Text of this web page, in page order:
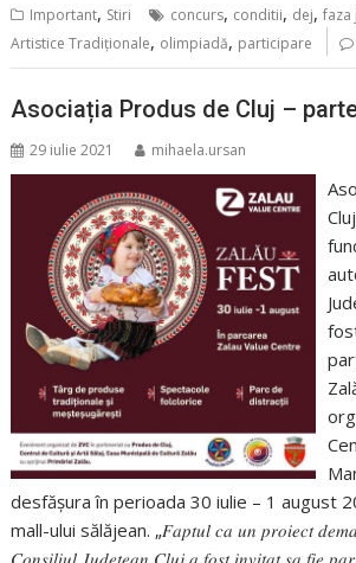
Important, Stiri concurs, conditii, dej,faza
Artistice Tradiţionale, olimpiadă, participare
Asociația Produs de Cluj –
29 iulie 2021 mihaela.ursan
desfășura în perioada 30 iulie – 1 august
mall-ului sălăjean. „𝐹𝑎𝑝𝑡𝑢𝑙 𝑐𝑎 𝑢𝑛 𝑝𝑟𝑜𝑖𝑒𝑐𝑡
𝐶𝑜𝑛𝑠𝑖𝑙𝑖𝑢𝑙 𝐽𝑢𝑑𝑒𝑡𝑒𝑎𝑛 𝐶𝑙𝑢𝑗 𝑎 𝑓𝑜𝑠𝑡 𝑖𝑛𝑣𝑖𝑡𝑎𝑡 𝑠𝑎 𝑓𝑖𝑒